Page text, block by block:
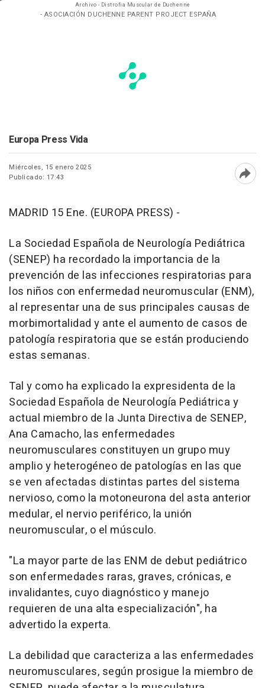
Archivo - Distrofia Muscular de Duchenne
- ASOCIACIÓN DUCHENNE PARENT PROJECT ESPAÑA
Europa Press Vida
Miércoles, 15 enero 2025
Publicado: 17:43
MADRID 15 Ene. (EUROPA PRESS) -
La Sociedad Española de Neurología Pediátrica
(SENEP) ha recordado la importancia de la
prevención de las infecciones respiratorias para
los niños con enfermedad neuromuscular (ENM),
al representar una de sus principales causas de
morbimortalidad y ante el aumento de casos de
patología respiratoria que se están produciendo
estas semanas.
Tal y como ha explicado la expresidenta de la
Sociedad Española de Neurología Pediátrica y
actual miembro de la Junta Directiva de SENEP,
Ana Camacho, las enfermedades
neuromusculares constituyen un grupo muy
amplio y heterogéneo de patologías en las que
se ven afectadas distintas partes del sistema
nervioso, como la motoneurona del asta anterior
medular, el nervio periférico, la unión
neuromuscular, o el músculo.
"La mayor parte de las ENM de debut pediátrico
son enfermedades raras, graves, crónicas, e
invalidantes, cuyo diagnóstico y manejo
requieren de una alta especialización", ha
advertido la experta.
La debilidad que caracteriza a las enfermedades
neuromusculares, según prosigue la miembro de